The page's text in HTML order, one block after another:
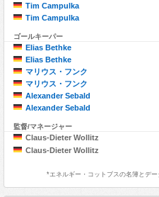
Tim Campulka
Tim Campulka
ゴールキーパー
Elias Bethke
Elias Bethke
マリウス・フンク
マリウス・フンク
Alexander Sebald
Alexander Sebald
監督/マネージャー
Claus-Dieter Wollitz
Claus-Dieter Wollitz
*エネルギー・コットブスの名簿とデ